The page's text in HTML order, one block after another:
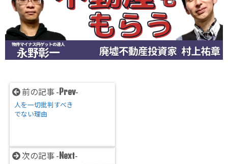
前の記事 - Prev-
人を一切批判すべき
でない理由
次の記事 - Next-